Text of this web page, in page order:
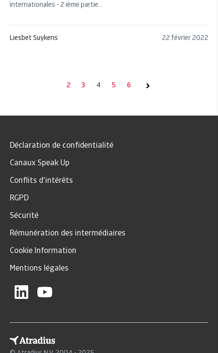
internationales - 2 ième partie...
Liesbet Suykens 22 février 2022
2 3 4 5 6
Suivante
Déclaration de confidentialité
Canaux Speak Up
Conflits d'intérêts
RGPD
Sécurité
Rémunération des intermédiaires
Cookie Information
Mentions légales